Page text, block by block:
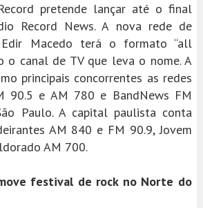
pretende lançar até o final
Record News. A nova rede de
Macedo terá o formato “all
o canal de TV que leva o nome. A
principais concorrentes as redes
90.5 e AM 780 e BandNews FM
Paulo. A capital paulista conta
AM 840 e FM 90.9, Jovem
AM 700.
festival de rock no Norte do